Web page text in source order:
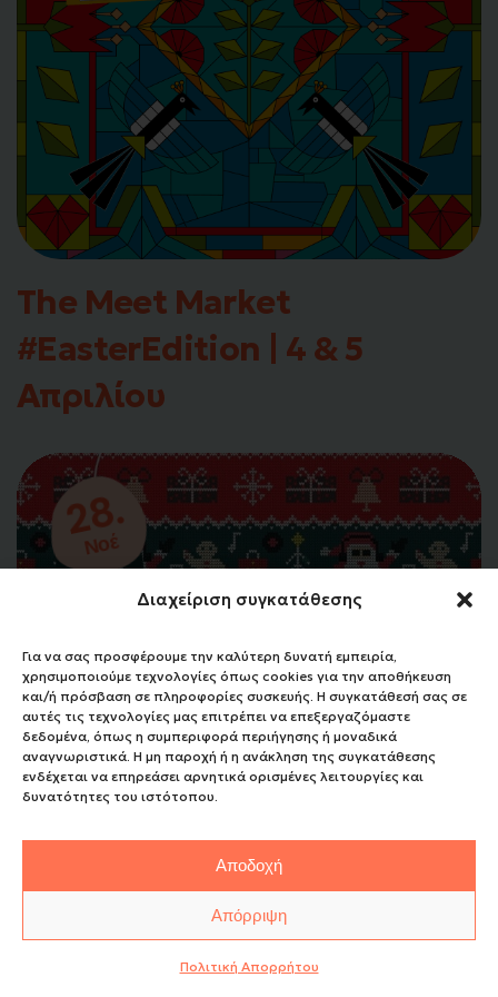
Διαχείριση συγκατάθεσης
Για να σας προσφέρουμε την καλύτερη δυνατή εμπειρία,
χρησιμοποιούμε τεχνολογίες όπως cookies για την αποθήκευση
και/ή πρόσβαση σε πληροφορίες συσκευής. Η συγκατάθεσή σας σε
αυτές τις τεχνολογίες μας επιτρέπει να επεξεργαζόμαστε
δεδομένα, όπως η συμπεριφορά περιήγησης ή μοναδικά
αναγνωριστικά. Η μη παροχή ή η ανάκληση της συγκατάθεσης
ενδέχεται να επηρεάσει αρνητικά ορισμένες λειτουργίες και
δυνατότητες του ιστότοπου.
Αποδοχή
Απόρριψη
Πολιτική Aπορρήτου
The Meet Market
#EasterEdition | 4 & 5
Απριλίου
28.
Νοέ
Christmas Meet Market